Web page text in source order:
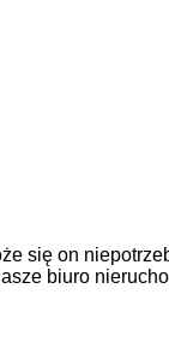
się on
biuro